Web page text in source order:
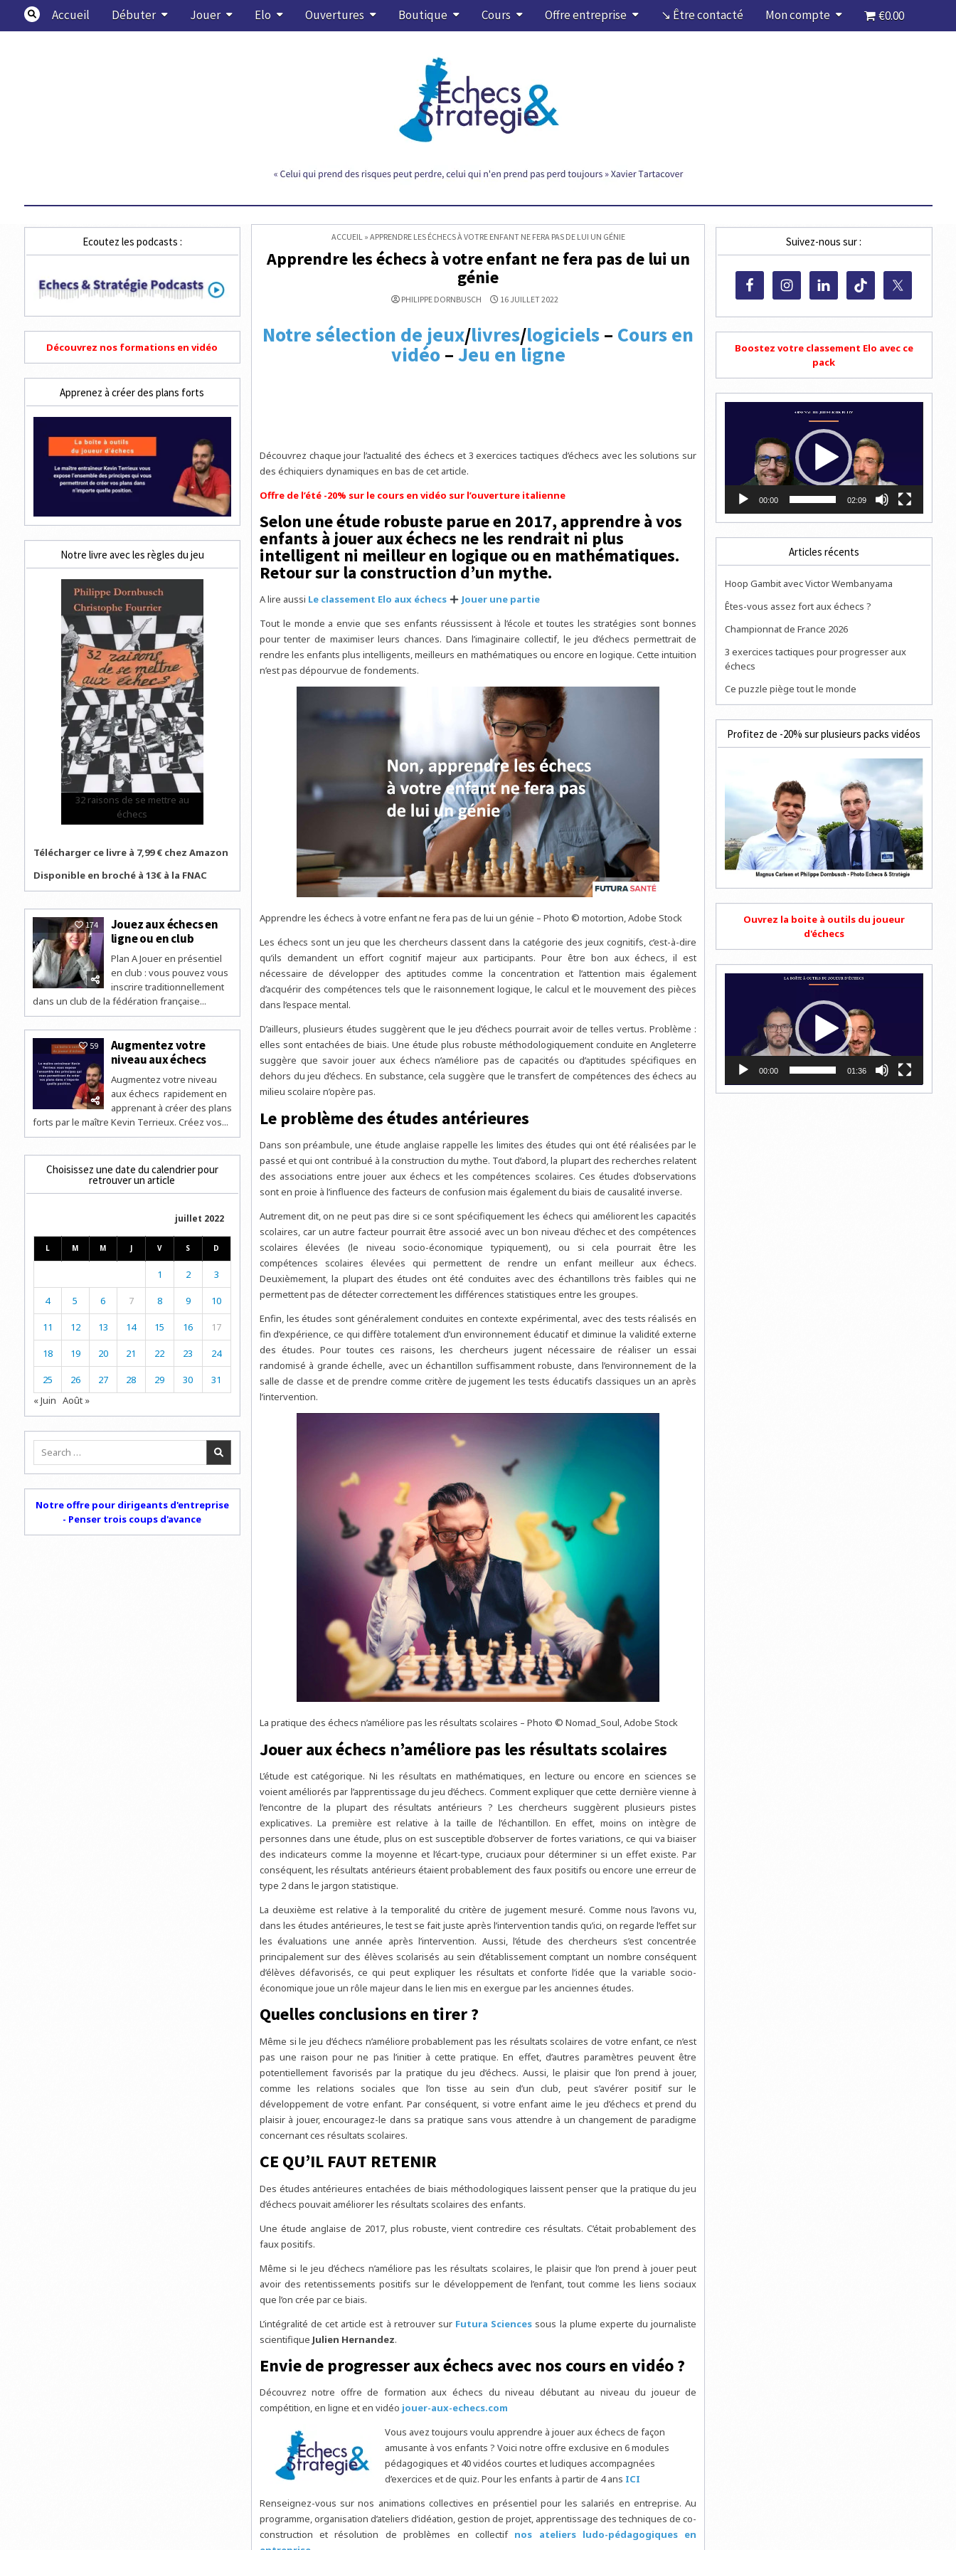
content
Accueil Débuter Jouer Elo Ouvertures Boutique Cours Offre entreprise ↘ Être contacté Mon compte €0.00
ACCUEIL» APPRENDRE LES ÉCHECS À VOTRE ENFANT NE FERA PAS DE LUI UN GÉNIE
Apprendre les échecs à votre enfant ne fera pas de lui un
génie
PHILIPPE DORNBUSCH 16 JUILLET 2022
Notre sélection de jeux/livres/logiciels– Cours en
vidéo–Jeu en ligne
Découvrez chaque jour l’actualité des échecs et 3 exercices tactiques d’échecs avec les solutions sur
des échiquiers dynamiques en bas de cet article.
Offre de l’été -20% sur le cours en vidéo sur l’ouverture italienne
Selon une étude robuste parue en 2017, apprendre à vos
enfants à jouer aux échecs ne les rendrait ni plus
intelligent ni meilleur en logique ou en mathématiques.
Retour sur la construction d’un mythe.
A lire aussi Le classement Elo aux échecs
Jouer une partie
Tout le monde a envie que ses enfants réussissent à l’école et toutes les stratégies sont bonnes
pour tenter de maximiser leurs chances. Dans l’imaginaire collectif, le jeu d’échecs permettrait de
rendre les enfants plus intelligents, meilleurs en mathématiques ou encore en logique. Cette intuition
n’est pas dépourvue de fondements.
Apprendre les échecs à votre enfant ne fera pas de lui un génie – Photo © motortion, Adobe Stock
Les échecs sont un jeu que les chercheurs classent dans la catégorie des jeux cognitifs, c’est-à-dire
qu’ils demandent un effort cognitif majeur aux participants. Pour être bon aux échecs, il est
nécessaire de développer des aptitudes comme la concentration et l’attention mais également
d’acquérir des compétences tels que le raisonnement logique, le calcul et le mouvement des pièces
dans l’espace mental.
D’ailleurs, plusieurs études suggèrent que le jeu d’échecs pourrait avoir de telles vertus. Problème :
elles sont entachées de biais. Une étude plus robuste méthodologiquement conduite en Angleterre
suggère que savoir jouer aux échecs n’améliore pas de capacités ou d’aptitudes spécifiques en
dehors du jeu d’échecs. En substance, cela suggère que le transfert de compétences des échecs au
milieu scolaire n’opère pas.
Le problème des études antérieures
Dans son préambule, une étude anglaise rappelle les limites des études qui ont été réalisées par le
passé et qui ont contribué à la construction du mythe. Tout d’abord, la plupart des recherches relatent
des associations entre jouer aux échecs et les compétences scolaires. Ces études d’observations
sont en proie à l’influence des facteurs de confusion mais également du biais de causalité inverse.
Autrement dit, on ne peut pas dire si ce sont spécifiquement les échecs qui améliorent les capacités
scolaires, car un autre facteur pourrait être associé avec un bon niveau d’échec et des compétences
scolaires élevées (le niveau socio-économique typiquement), ou si cela pourrait être les
compétences scolaires élevées qui permettent de rendre un enfant meilleur aux échecs.
Deuxièmement, la plupart des études ont été conduites avec des échantillons très faibles qui ne
permettent pas de détecter correctement les différences statistiques entre les groupes.
Enfin, les études sont généralement conduites en contexte expérimental, avec des tests réalisés en
fin d’expérience, ce qui diffère totalement d’un environnement éducatif et diminue la validité externe
des études. Pour toutes ces raisons, les chercheurs jugent nécessaire de réaliser un essai
randomisé à grande échelle, avec un échantillon suffisamment robuste, dans l’environnement de la
salle de classe et de prendre comme critère de jugement les tests éducatifs classiques un an après
l’intervention.
La pratique des échecs n’améliore pas les résultats scolaires – Photo © Nomad_Soul, Adobe Stock
Jouer aux échecs n’améliore pas les résultats scolaires
L’étude est catégorique. Ni les résultats en mathématiques, en lecture ou encore en sciences se
voient améliorés par l’apprentissage du jeu d’échecs. Comment expliquer que cette dernière vienne à
l’encontre de la plupart des résultats antérieurs ? Les chercheurs suggèrent plusieurs pistes
explicatives. La première est relative à la taille de l’échantillon. En effet, moins on intègre de
personnes dans une étude, plus on est susceptible d’observer de fortes variations, ce qui va biaiser
des indicateurs comme la moyenne et l’écart-type, cruciaux pour déterminer si un effet existe. Par
conséquent, les résultats antérieurs étaient probablement des faux positifs ou encore une erreur de
type 2 dans le jargon statistique.
La deuxième est relative à la temporalité du critère de jugement mesuré. Comme nous l’avons vu,
dans les études antérieures, le test se fait juste après l’intervention tandis qu’ici, on regarde l’effet sur
les évaluations une année après l’intervention. Aussi, l’étude des chercheurs s’est concentrée
principalement sur des élèves scolarisés au sein d’établissement comptant un nombre conséquent
d’élèves défavorisés, ce qui peut expliquer les résultats et conforte l’idée que la variable socio-
économique joue un rôle majeur dans le lien mis en exergue par les anciennes études.
Quelles conclusions en tirer ?
Même si le jeu d’échecs n’améliore probablement pas les résultats scolaires de votre enfant, ce n’est
pas une raison pour ne pas l’initier à cette pratique. En effet, d’autres paramètres peuvent être
potentiellement favorisés par la pratique du jeu d’échecs. Aussi, le plaisir que l’on prend à jouer,
comme les relations sociales que l’on tisse au sein d’un club, peut s’avérer positif sur le
développement de votre enfant. Par conséquent, si votre enfant aime le jeu d’échecs et prend du
plaisir à jouer, encouragez-le dans sa pratique sans vous attendre à un changement de paradigme
concernant ces résultats scolaires.
CE QU’IL FAUT RETENIR
Des études antérieures entachées de biais méthodologiques laissent penser que la pratique du jeu
d’échecs pouvait améliorer les résultats scolaires des enfants.
Une étude anglaise de 2017, plus robuste, vient contredire ces résultats. C’était probablement des
faux positifs.
Même si le jeu d’échecs n’améliore pas les résultats scolaires, le plaisir que l’on prend à jouer peut
avoir des retentissements positifs sur le développement de l’enfant, tout comme les liens sociaux
que l’on crée par ce biais.
L’intégralité de cet article est à retrouver sur Futura Sciences sous la plume experte du journaliste
scientifique Julien Hernandez.
Envie de progresser aux échecs avec nos cours en vidéo ?
Découvrez notre offre de formation aux échecs du niveau débutant au niveau du joueur de
compétition, en ligne et en vidéo jouer-aux-echecs.com
Vous avez toujours voulu apprendre à jouer aux échecs de façon
amusante à vos enfants ? Voici notre offre exclusive en 6 modules
pédagogiques et 40 vidéos courtes et ludiques accompagnées
d’exercices et de quiz. Pour les enfants à partir de 4 ans ICI
Renseignez-vous sur nos animations collectives en présentiel pour les salariés en entreprise. Au
programme, organisation d’ateliers d’idéation, gestion de projet, apprentissage des techniques de co-
construction et résolution de problèmes en collectif nos ateliers ludo-pédagogiques en
Ecoutez les podcasts :
Découvrez nos formations en vidéo
Apprenez à créer des plans forts
Notre livre avec les règles du jeu
32 raisons de se mettre au
échecs
Télécharger ce livre à 7,99 € chez Amazon
Disponible en broché à 13€ à la FNAC
174
Jouez aux échecs en
ligne ou en club
Plan A Jouer en présentiel
en club : vous pouvez vous
inscrire traditionnellement
dans un club de la fédération française...
59
Augmentez votre
niveau aux échecs
Augmentez votre niveau
aux échecs rapidement en
apprenant à créer des plans
forts par le maître Kevin Terrieux. Créez vos...
Choisissez une date du calendrier pour
retrouver un article
juillet 2022
L M M J V S D
1 2 3
4 5 6 7 8 9 10
11 12 13 14 15 16 17
18 19 20 21 22 23 24
25 26 27 28 29 30
31
« Juin Août »
Search
Notre offre pour dirigeants d'entreprise
- Penser trois coups d'avance
Suivez-nous sur :
Boostez votre classement Elo avec ce
pack
00:00 02:09
Articles récents
Hoop Gambit avec Victor Wembanyama
Êtes-vous assez fort aux échecs ?
Championnat de France 2026
3 exercices tactiques pour progresser aux
échecs
Ce puzzle piège tout le monde
Profitez de -20% sur plusieurs packs vidéos
Ouvrez la boite à outils du joueur
d'échecs
00:00 01:36